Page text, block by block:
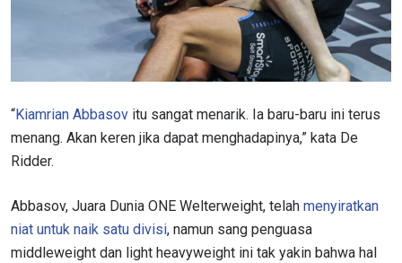
“Kiamrian Abbasov itu sangat menarik. Ia baru-baru ini terus
menang. Akan keren jika dapat menghadapinya,” kata De
Ridder.
Abbasov, Juara Dunia ONE Welterweight, telah menyiratkan
niat untuk naik satu divisi, namun sang penguasa
middleweight dan light heavyweight ini tak yakin bahwa hal